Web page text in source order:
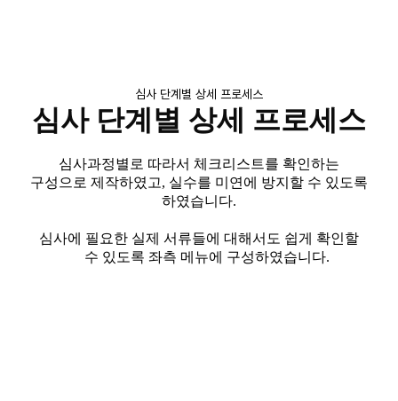
심사 단계별 상세 프로세스
심사 단계별 상세 프로세스
심사과정별로 따라서 체크리스트를 확인하는
구성으로 제작하였고, 실수를 미연에 방지할 수 있도록
하였습니다.
심사에 필요한 실제 서류들에 대해서도 쉽게 확인할
수 있도록 좌측 메뉴에 구성하였습니다.